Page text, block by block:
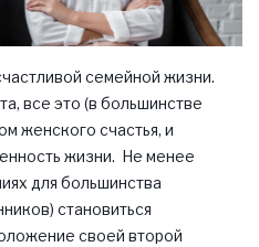
семейной жизни.
все это (в большинстве
женского счастья, и
жизни. Не менее
для большинства
становиться
своей второй